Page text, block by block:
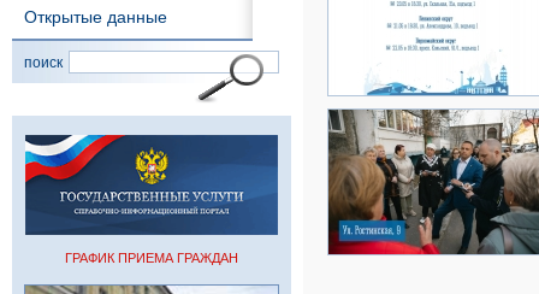
Открытые данные
поиск
ГРАФИК ПРИЕМА ГРАЖДАН